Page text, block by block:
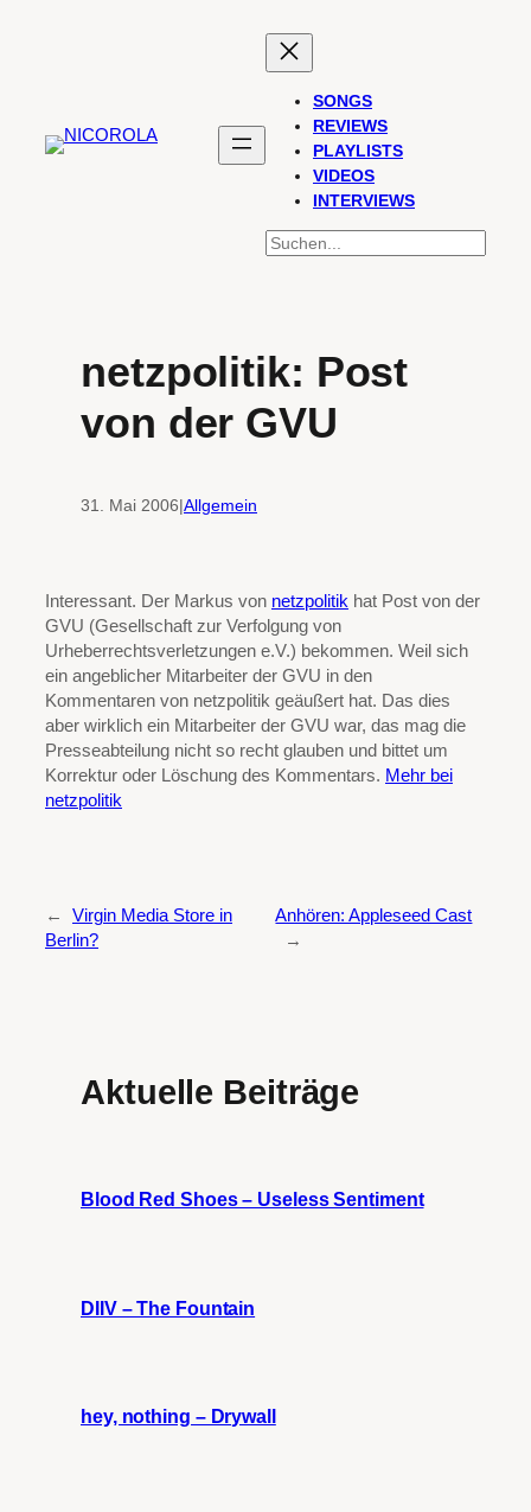
SONGS
REVIEWS
PLAYLISTS
VIDEOS
INTERVIEWS
SUCHEN
netzpolitik: Post
von der GVU
31. Mai 2006|Allgemein
Interessant. Der Markus von netzpolitik hat Post von der
GVU (Gesellschaft zur Verfolgung von
Urheberrechtsverletzungen e.V.) bekommen. Weil sich
ein angeblicher Mitarbeiter der GVU in den
Kommentaren von netzpolitik geäußert hat. Das dies
aber wirklich ein Mitarbeiter der GVU war, das mag die
Presseabteilung nicht so recht glauben und bittet um
Korrektur oder Löschung des Kommentars. Mehr bei
netzpolitik
←
Virgin Media Store in
Berlin?
Anhören: Appleseed Cast
→
Aktuelle Beiträge
Blood Red Shoes – Useless Sentiment
DIIV – The Fountain
hey, nothing – Drywall